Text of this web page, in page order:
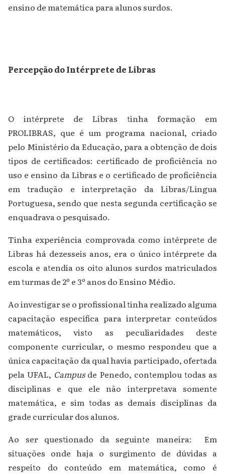
ensino de matemática para alunos surdos.
Percepção do Intérprete de Libras
O intérprete de Libras tinha formação em
PROLIBRAS, que é um programa nacional, criado
pelo Ministério da Educação, para a obtenção de dois
tipos de certificados: certificado de proficiência no
uso e ensino da Libras e o certificado de proficiência
em tradução e interpretação da Libras/Língua
Portuguesa, sendo que nesta segunda certificação se
enquadrava o pesquisado.
Tinha experiência comprovada como intérprete de
Libras há dezesseis anos, era o único intérprete da
escola e atendia os oito alunos surdos matriculados
em turmas de 2º e 3º anos do Ensino Médio.
Ao investigar se o profissional tinha realizado alguma
capacitação específica para interpretar conteúdos
matemáticos, visto as peculiaridades deste
componente curricular, o mesmo respondeu que a
única capacitação da qual havia participado, ofertada
pela UFAL, Campusde Penedo, contemplou todas as
disciplinas e que ele não interpretava somente
matemática, e sim todas as demais disciplinas da
grade curricular dos alunos.
Ao ser questionado da seguinte maneira: Em
situações onde haja o surgimento de dúvidas a
respeito do conteúdo em matemática, como é